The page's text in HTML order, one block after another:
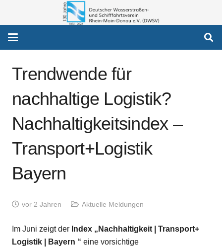
Trendwende für
nachhaltige Logistik?
Nachhaltigkeitsindex –
Transport+Logistik
Bayern
vor 2 Jahren Aktuelle Meldungen
Im Juni zeigt der Index „Nachhaltigkeit | Transport+
Logistik | Bayern “ eine vorsichtige